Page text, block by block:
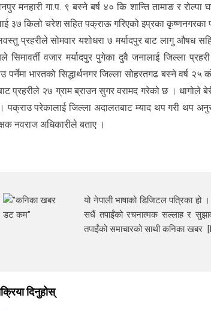
मनहारी गा.प. ९ बस्ने बर्ष ४० कि शान्ति तामाङ र
३७ किलो चरेश सहित पक्राऊ गरिएको इप्रका कृष्णनगरका
प्रहरीले सोमवार यशोधरा ७ मर्यादपुर बाट लागु औषध
सिमावर्ती वजार मर्यादपुर पुगेका दुवै जनालाई जिल्ला
पर्नेमा भारतको सिद्धार्थनगर जिल्ला सोहरतगढ बस्ने वर्ष
प्रहरीले २७ ग्राम ब्राउन सुगर वरामद गरेको छ । धागोले
पक्राउ परेकालाई जिल्ला अदालतबाट म्याद थप गरी थप
नवराज अधिकारीले बताए ।
यो नेपाली भाषाको डिजिटल पत्रिका
सधैं तपाईंको रचनात्मक सल्लाह र
तपाईंको समाचारको साथी कनिका
दिनुहोस्